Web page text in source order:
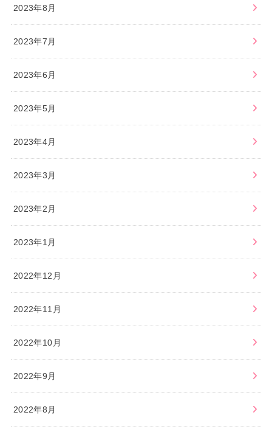
2023年8月
2023年7月
2023年6月
2023年5月
2023年4月
2023年3月
2023年2月
2023年1月
2022年12月
2022年11月
2022年10月
2022年9月
2022年8月